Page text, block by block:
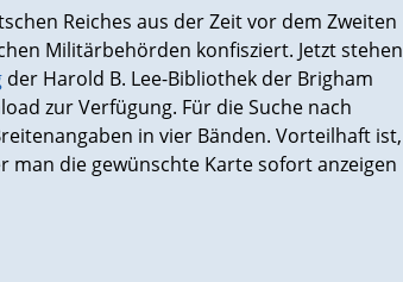
Reiches aus der Zeit vor dem Zweiten
Militärbehörden konfisziert. Jetzt stehen
der Harold B. Lee-Bibliothek der Brigham
zur Verfügung. Für die Suche nach
in vier Bänden. Vorteilhaft ist,
die gewünschte Karte sofort anzeigen